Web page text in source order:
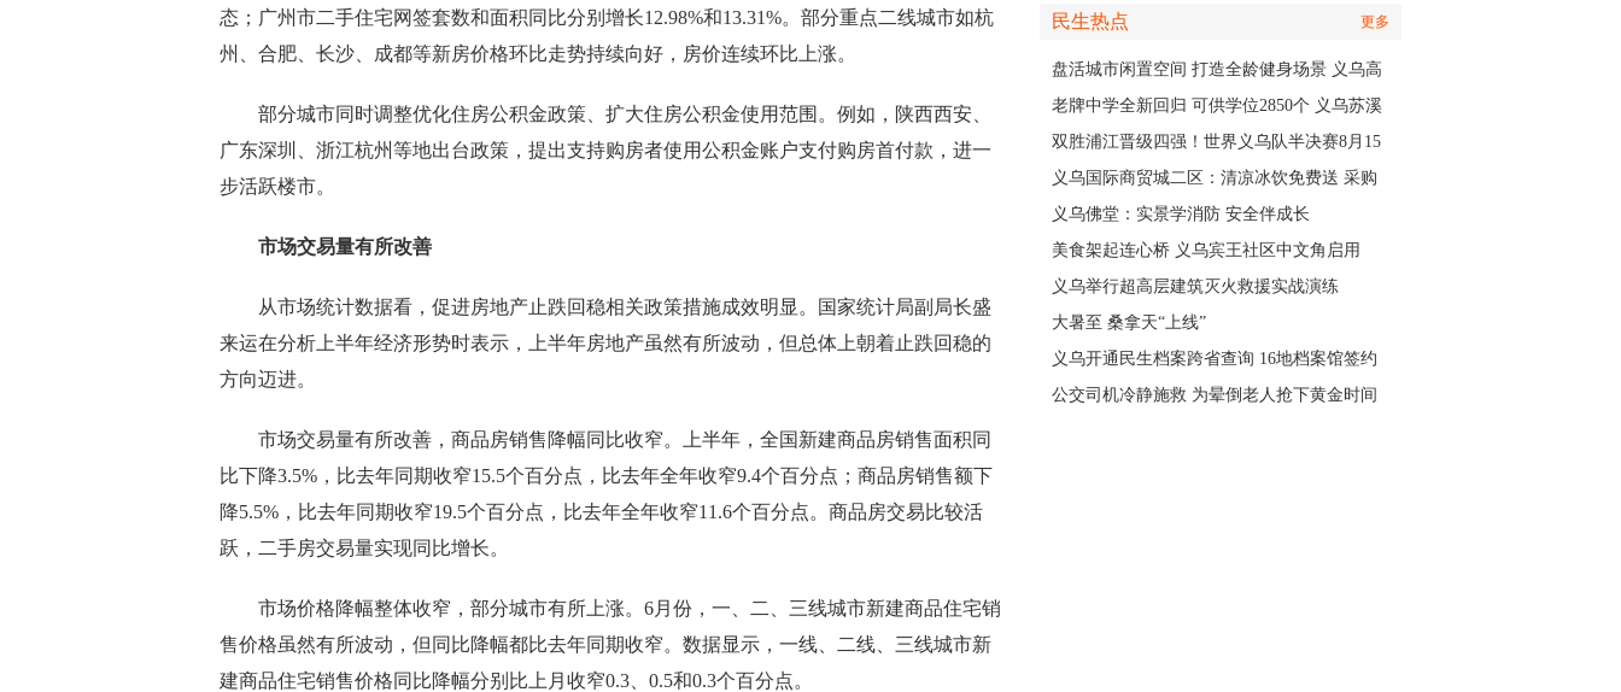
态；广州市二手住宅网签套数和面积同比分别增长12.98%和13.31%。部分重点二线城市如杭
州、合肥、长沙、成都等新房价格环比走势持续向好，房价连续环比上涨。
部分城市同时调整优化住房公积金政策、扩大住房公积金使用范围。例如，陕西西安、
广东深圳、浙江杭州等地出台政策，提出支持购房者使用公积金账户支付购房首付款，进一
步活跃楼市。
市场交易量有所改善
从市场统计数据看，促进房地产止跌回稳相关政策措施成效明显。国家统计局副局长盛
来运在分析上半年经济形势时表示，上半年房地产虽然有所波动，但总体上朝着止跌回稳的
方向迈进。
市场交易量有所改善，商品房销售降幅同比收窄。上半年，全国新建商品房销售面积同
比下降3.5%，比去年同期收窄15.5个百分点，比去年全年收窄9.4个百分点；商品房销售额下
降5.5%，比去年同期收窄19.5个百分点，比去年全年收窄11.6个百分点。商品房交易比较活
跃，二手房交易量实现同比增长。
市场价格降幅整体收窄，部分城市有所上涨。6月份，一、二、三线城市新建商品住宅销
售价格虽然有所波动，但同比降幅都比去年同期收窄。数据显示，一线、二线、三线城市新
建商品住宅销售价格同比降幅分别比上月收窄0.3、0.5和0.3个百分点。
民生热点 更多
盘活城市闲置空间 打造全龄健身场景 义乌高
质量落地省级文体民生实事
老牌中学全新回归 可供学位2850个 义乌苏溪
中学9月投用
双胜浦江晋级四强！世界义乌队半决赛8月15
日主场开打
义乌国际商贸城二区：清凉冰饮免费送 采购
商可就近领取
义乌佛堂：实景学消防 安全伴成长
美食架起连心桥 义乌宾王社区中文角启用
义乌举行超高层建筑灭火救援实战演练
大暑至 桑拿天“上线”
义乌开通民生档案跨省查询 16地档案馆签约
合作
公交司机冷静施救 为晕倒老人抢下黄金时间